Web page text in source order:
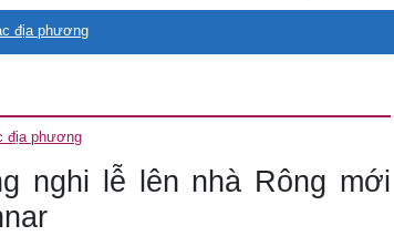
địa phương
địa phương
nghi lễ lên nhà Rông mới